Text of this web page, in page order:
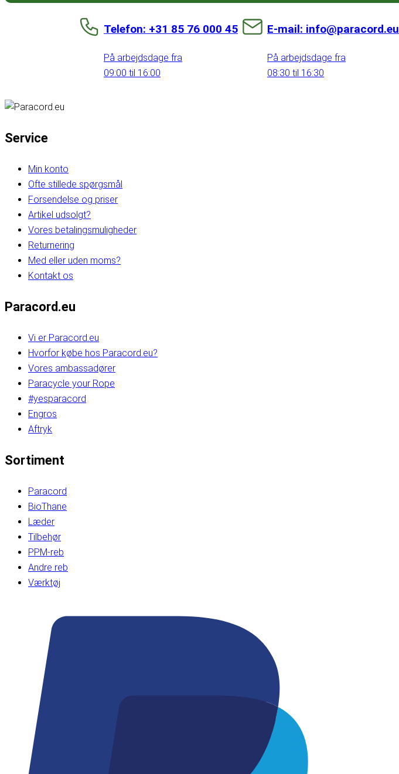
Telefon: +31 85 76 000 45
På arbejdsdage fra
09:00 til 16:00
E-mail: info@paracord.eu
På arbejdsdage fra
08:30 til 16:30
Service
Min konto
Ofte stillede spørgsmål
Forsendelse og priser
Artikel udsolgt?
Vores betalingsmuligheder
Returnering
Med eller uden moms?
Kontakt os
Paracord.eu
Vi er Paracord.eu
Hvorfor købe hos Paracord.eu?
Vores ambassadører
Paracycle your Rope
#yesparacord
Engros
Aftryk
Sortiment
Paracord
BioThane
Læder
Tilbehør
PPM-reb
Andre reb
Værktøj